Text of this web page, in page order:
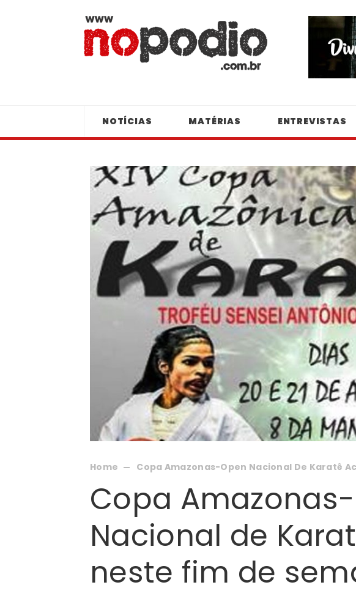
NOTÍCIAS MATÉRIAS ENTREVISTAS
Home Copa Amazonas-Open Nacional De Karatê
Copa
Nacional de
neste fim de